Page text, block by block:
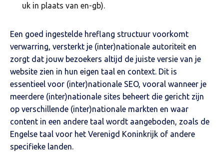
uk in plaats van en-gb).
Een goed ingestelde hreflang structuur voorkomt
verwarring, versterkt je (inter)nationale autoriteit en
zorgt dat jouw bezoekers altijd de juiste versie van je
website zien in hun eigen taal en context. Dit is
essentieel voor (inter)nationale SEO, vooral wanneer je
meerdere (inter)nationale sites beheert die gericht zijn
op verschillende (inter)nationale markten en waar
content in een andere taal wordt aangeboden, zoals de
Engelse taal voor het Verenigd Koninkrijk of andere
specifieke landen.